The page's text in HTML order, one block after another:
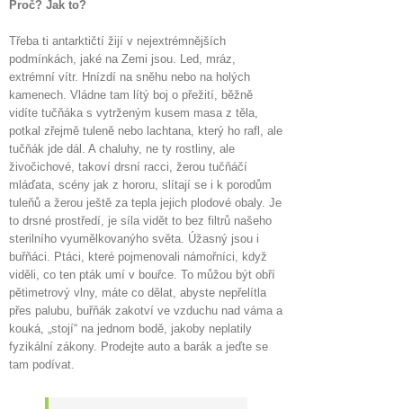
Proč? Jak to?
Třeba ti antarktičtí žijí v nejextrémnějších
podmínkách, jaké na Zemi jsou. Led, mráz,
extrémní vítr. Hnízdí na sněhu nebo na holých
kamenech. Vládne tam lítý boj o přežití, běžně
vidíte tučňáka s vytrženým kusem masa z těla,
potkal zřejmě tuleně nebo lachtana, který ho rafl, ale
tučňák jde dál. A chaluhy, ne ty rostliny, ale
živočichové, takoví drsní racci, žerou tučňáčí
mláďata, scény jak z hororu, slítají se i k porodům
tuleňů a žerou ještě za tepla jejich plodové obaly. Je
to drsné prostředí, je síla vidět to bez filtrů našeho
sterilního vyumělkovanýho světa. Úžasný jsou i
buřňáci. Ptáci, které pojmenovali námořníci, když
viděli, co ten pták umí v bouřce. To můžou být obří
pětimetrový vlny, máte co dělat, abyste nepřelítla
přes palubu, buřňák zakotví ve vzduchu nad váma a
kouká, „stojí“ na jednom bodě, jakoby neplatily
fyzikální zákony. Prodejte auto a barák a jeďte se
tam podívat.